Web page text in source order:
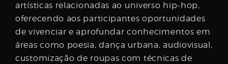
artísticas relacionadas ao universo hip-hop,
oferecendo aos participantes oportunidades
de vivenciar e aprofundar conhecimentos em
áreas como poesia, dança urbana, audiovisual,
customização de roupas com técnicas de